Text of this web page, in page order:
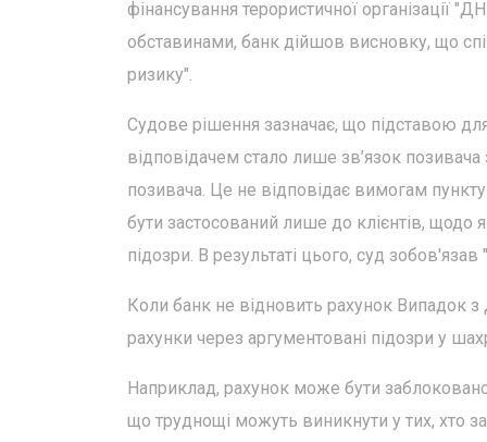
фінансування терористичної організації
обставинами, банк дійшов висновку, що
ризику".
Судове рішення зазначає, що підставою
відповідачем стало лише зв’язок
позивача. Це не відповідає вимогам
бути застосований лише до клієнтів, щодо
підозри. В результаті цього, суд
Коли банк не відновить рахунок Випадок
рахунки через аргументовані підозри у
Наприклад, рахунок може бути
що труднощі можуть виникнути у тих, хто